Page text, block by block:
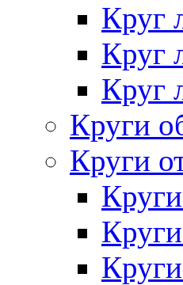
Круг
Круг
Круг
Круги
Круги